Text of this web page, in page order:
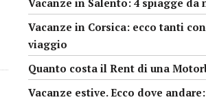
Vacanze in Salento: 4 spiagge da
Vacanze in Corsica: ecco tanti
viaggio
Quanto costa il Rent di una
Vacanze estive. Ecco dove